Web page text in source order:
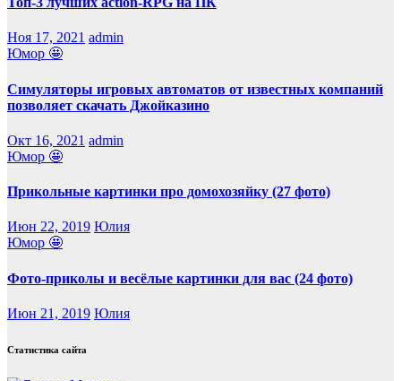
Ноя 17, 2021 admin
Юмор 🤩
Симуляторы игровых автоматов от известных компаний
позволяет скачать Джойказино
Окт 16, 2021 admin
Юмор 🤩
Прикольные картинки про домохозяйку (27 фото)
Июн 22, 2019 Юлия
Юмор 🤩
Фото-приколы и весёлые картинки для вас (24 фото)
Июн 21, 2019 Юлия
Статистика сайта